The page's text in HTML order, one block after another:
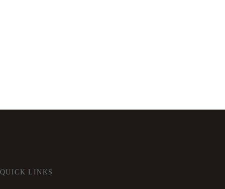
QUICK LINKS